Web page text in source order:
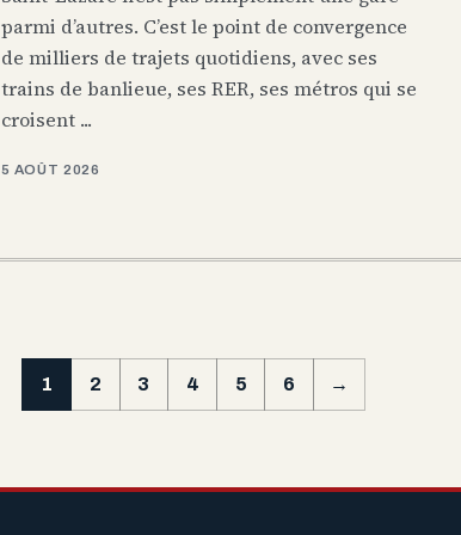
parmi d’autres. C’est le point de convergence
de milliers de trajets quotidiens, avec ses
trains de banlieue, ses RER, ses métros qui se
croisent ...
5 AOÛT 2026
1 2 3 4 5 6 →